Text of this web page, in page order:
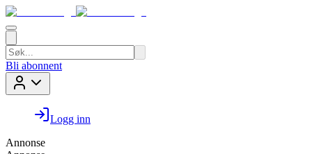
Bli abonnent
Logg inn
Annonse